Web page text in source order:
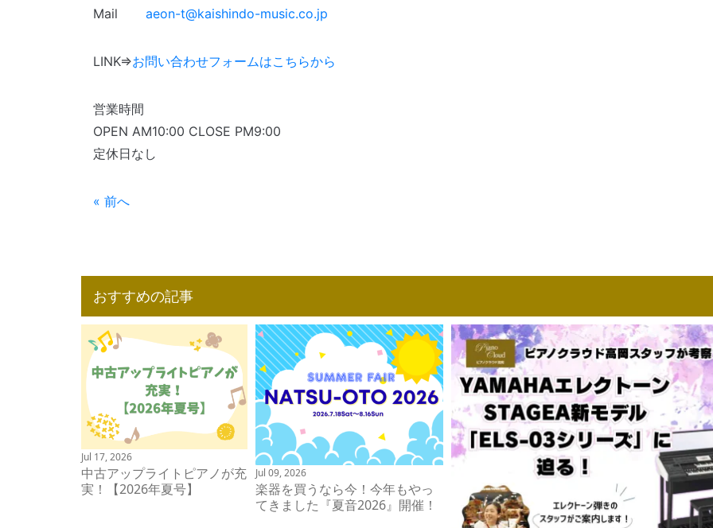
Mail aeon-t@kaishindo-music.co.jp
LINK⇒お問い合わせフォームはこちらから
営業時間
OPEN AM10:00 CLOSE PM9:00
定休日なし
« 前へ
おすすめの記事
Jul 17, 2026
中古アップライトピアノが充
実！【2026年夏号】
Jul 09, 2026
楽器を買うなら今！今年もやっ
てきました『夏音2026』開催！